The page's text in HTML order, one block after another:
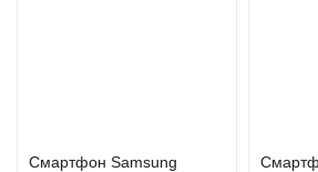
Смартфон Samsung